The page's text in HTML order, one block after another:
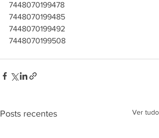
7448070199478
7448070199485
7448070199492
7448070199508
Posts recentes Ver tudo